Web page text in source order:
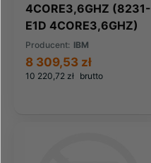
4CORE3,6GHZ (8231-
E1D 4CORE3,6GHZ)
Producent: IBM
10 220,72 zł brutto
8 309,53 zł